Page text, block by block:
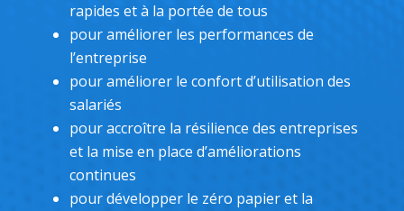
rapides et à la portée de tous
pour améliorer les performances de
l’entreprise
pour améliorer le confort d’utilisation des
salariés
pour accroître la résilience des entreprises
et la mise en place d’améliorations
continues
pour développer le zéro papier et la